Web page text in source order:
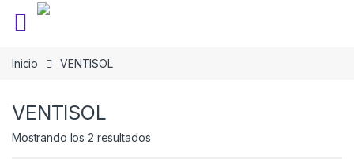
Inicio VENTISOL
VENTISOL
Mostrando los 2 resultados